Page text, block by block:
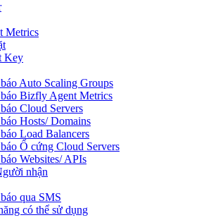
Metrics
Key
Auto Scaling Groups
Bizfly Agent Metrics
Cloud Servers
Hosts/ Domains
Load Balancers
Ổ cứng Cloud Servers
Websites/ APIs
nhận
qua SMS
có thể sử dụng